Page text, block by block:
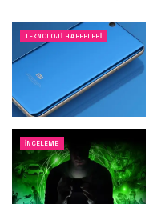
TEKNOLOJI HABERLERI
İNCELEME